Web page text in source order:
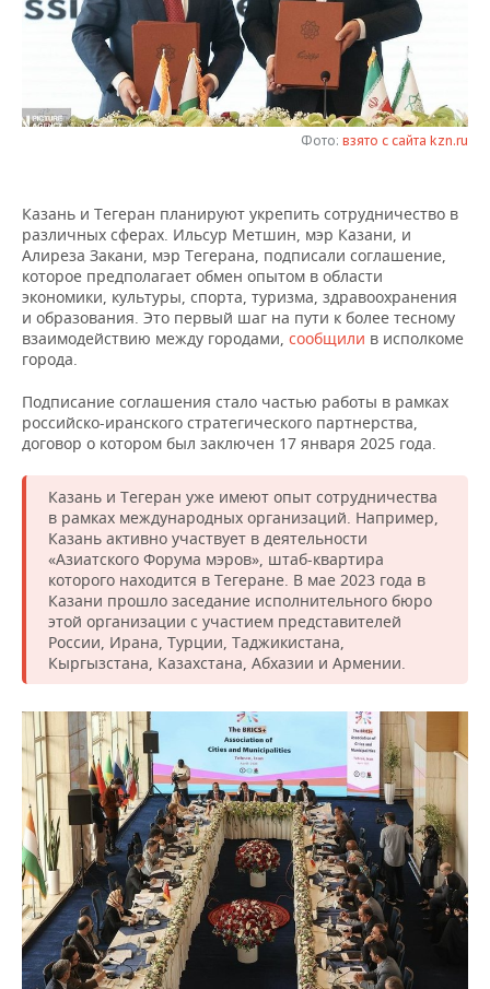
НЕФТЕХИМИЯ
НЕФТЬ
ОПК
РОЗНИЧНАЯ ТОРГОВЛЯ
ТРАНСПОРТ
НОВОСТИ ТЕХНОЛОГИЙ
МЕРОПРИЯТИЯ
НОВОСТИ МЕРОПРИЯТИЙ
ONLINE-КОНФЕРЕНЦИИ
ОТКРЫТАЯ ЛЕКЦИЯ
ХОККЕЙ
БАСКЕТБОЛ
ВОЛЕЙБОЛ
КИБЕРСПОРТ
ФИГУРНОЕ КАТАНИЕ
ВОДНЫЕ ВИДЫ СПОРТА
ХОККЕЙ С МЯЧОМ
ВЛАСТЬ
ИНФРАСТРУКТУРА
ИСТОРИЯ
КУЛЬТУРА
МЕДИЦИНА
ОБРАЗОВАНИЕ
ПРОИСШЕСТВИЯ
СЮЖЕТЫ
СПРАВОЧНИК
СПИСОК ПЕРСОН
СПИСОК КОМПАНИЙ
ПОЛНАЯ ВЕРСИЯ
Фото: взято с сайта kzn.ru
Казань и Тегеран планируют укрепить сотрудничество в
различных сферах. Ильсур Метшин, мэр Казани, и
Алиреза Закани, мэр Тегерана, подписали соглашение,
которое предполагает обмен опытом в области
экономики, культуры, спорта, туризма, здравоохранения
и образования. Это первый шаг на пути к более тесному
взаимодействию между городами, сообщили в исполкоме
города.
Подписание соглашения стало частью работы в рамках
российско-иранского стратегического партнерства,
договор о котором был заключен 17 января 2025 года.
Казань и Тегеран уже имеют опыт сотрудничества
в рамках международных организаций. Например,
Казань активно участвует в деятельности
«Азиатского Форума мэров», штаб-квартира
которого находится в Тегеране. В мае 2023 года в
Казани прошло заседание исполнительного бюро
этой организации с участием представителей
России, Ирана, Турции, Таджикистана,
Кыргызстана, Казахстана, Абхазии и Армении.